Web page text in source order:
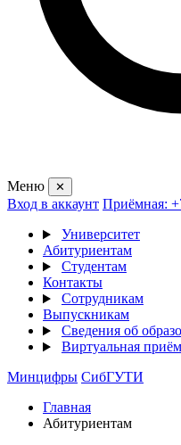
Меню ✕
Вход в аккаунт Приёмная:
Университет
Абитуриентам
Студентам
Контакты
Сотрудникам
Выпускникам
Сведения об
Виртуальная
Минцифры СибГУТИ
Главная
Абитуриентам